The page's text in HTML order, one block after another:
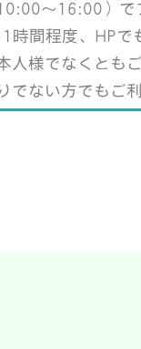
～16:00）で
時間程度、HPで
人様でなくとも
でない方でもご